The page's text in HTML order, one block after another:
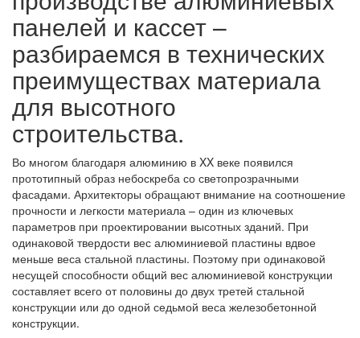
панелей и кассет –
разбираемся в технических
преимуществах материала
для высотного
строительства.
Во многом благодаря алюминию в XX веке появился
прототипный образ небоскреба со светопрозрачными
фасадами. Архитекторы обращают внимание на соотношение
прочности и легкости материала – один из ключевых
параметров при проектировании высотных зданий. При
одинаковой твердости вес алюминиевой пластины вдвое
меньше веса стальной пластины. Поэтому при одинаковой
несущей способности общий вес алюминиевой конструкции
составляет всего от половины до двух третей стальной
конструкции или до одной седьмой веса железобетонной
конструкции.